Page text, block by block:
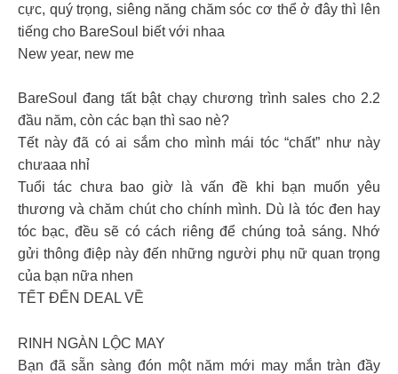
cực, quý trọng, siêng năng chăm sóc cơ thể ở đây thì lên
tiếng cho BareSoul biết với nhaa
New year, new me
BareSoul đang tất bật chạy chương trình sales cho 2.2
đầu năm, còn các bạn thì sao nè?
Tết này đã có ai sắm cho mình mái tóc “chất” như này
chưaaa nhỉ
Tuổi tác chưa bao giờ là vấn đề khi bạn muốn yêu
thương và chăm chút cho chính mình. Dù là tóc đen hay
tóc bạc, đều sẽ có cách riêng để chúng toả sáng. Nhớ
gửi thông điệp này đến những người phụ nữ quan trọng
của bạn nữa nhen
TẾT ĐẾN DEAL VỀ
RINH NGÀN LỘC MAY
Bạn đã sẵn sàng đón một năm mới may mắn tràn đầy